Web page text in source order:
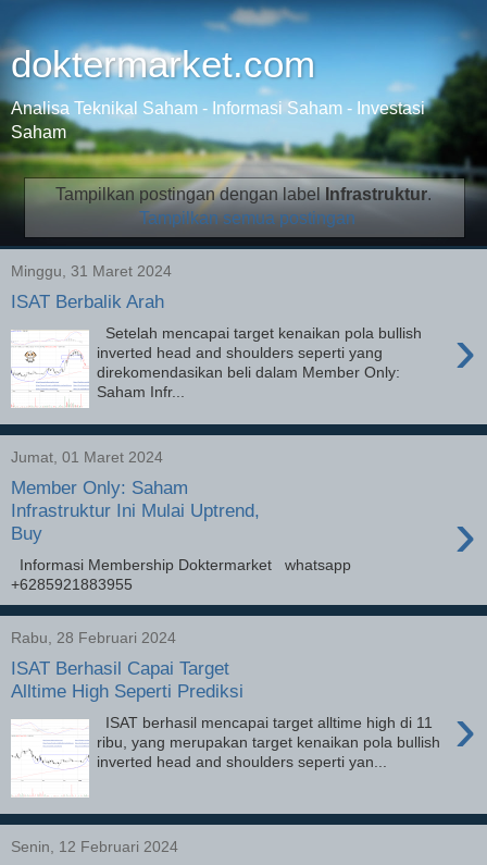
doktermarket.com
Analisa Teknikal Saham - Informasi Saham - Investasi
Saham
Tampilkan postingan dengan labelInfrastruktur.
Tampilkan semua postingan
Minggu, 31 Maret 2024
ISAT Berbalik Arah
›
Setelah mencapai target kenaikan pola bullish
inverted head and shoulders seperti yang
direkomendasikan beli dalam Member Only:
Saham Infr...
Jumat, 01 Maret 2024
Member Only: Saham
Infrastruktur Ini Mulai Uptrend,
Buy
›
Informasi Membership Doktermarket whatsapp
+6285921883955
Rabu, 28 Februari 2024
ISAT Berhasil Capai Target
Alltime High Seperti Prediksi
›
ISAT berhasil mencapai target alltime high di 11
ribu, yang merupakan target kenaikan pola bullish
inverted head and shoulders seperti yan...
Senin, 12 Februari 2024